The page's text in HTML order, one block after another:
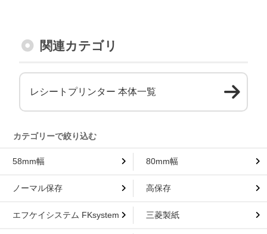
関連カテゴリ
レシートプリンター 本体一覧
58mm幅 80mm幅
ノーマル保存 高保存
エフケイシステム FKsystem 三菱製紙